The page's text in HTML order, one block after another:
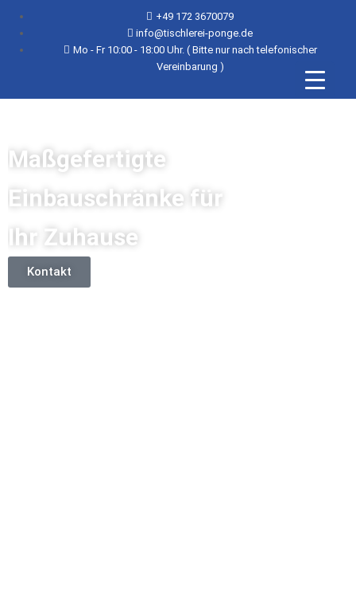
+49 172 3670079
info@tischlerei-ponge.de
Mo - Fr 10:00 - 18:00 Uhr. ( Bitte nur nach telefonischer
Vereinbarung )
Maßgefertigte
Einbauschränke für
Ihr Zuhause
Kontakt